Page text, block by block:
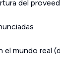
del
el mundo real